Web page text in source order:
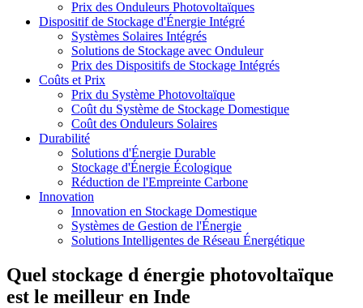
Prix des Onduleurs Photovoltaïques
Dispositif de Stockage d'Énergie Intégré
Systèmes Solaires Intégrés
Solutions de Stockage avec Onduleur
Prix des Dispositifs de Stockage Intégrés
Coûts et Prix
Prix du Système Photovoltaïque
Coût du Système de Stockage Domestique
Coût des Onduleurs Solaires
Durabilité
Solutions d'Énergie Durable
Stockage d'Énergie Écologique
Réduction de l'Empreinte Carbone
Innovation
Innovation en Stockage Domestique
Systèmes de Gestion de l'Énergie
Solutions Intelligentes de Réseau Énergétique
Quel stockage d énergie photovoltaïque
est le meilleur en Inde